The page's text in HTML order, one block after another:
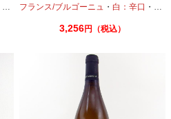
シャルドネ
フランス/ブルゴーニュ ・ 白：辛口 ・ ア
3,256円（税込）